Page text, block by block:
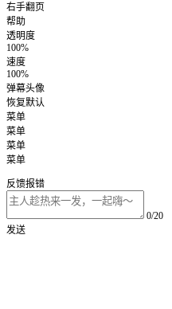
右手翻页
帮助
透明度
100%
速度
100%
弹幕头像
恢复默认
菜单
菜单
菜单
菜单
反馈报错
0/20
发送